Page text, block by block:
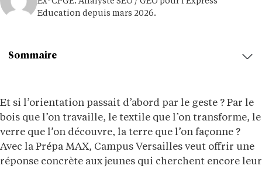
Education depuis mars 2026.
Et si l’orientation passait d’abord par le geste ? Par le
bois que l’on travaille, le textile que l’on transforme, le
verre que l’on découvre, la terre que l’on façonne ?
Avec la Prépa MAX, Campus Versailles veut offrir une
réponse concrète aux jeunes qui cherchent encore leur
Sommaire